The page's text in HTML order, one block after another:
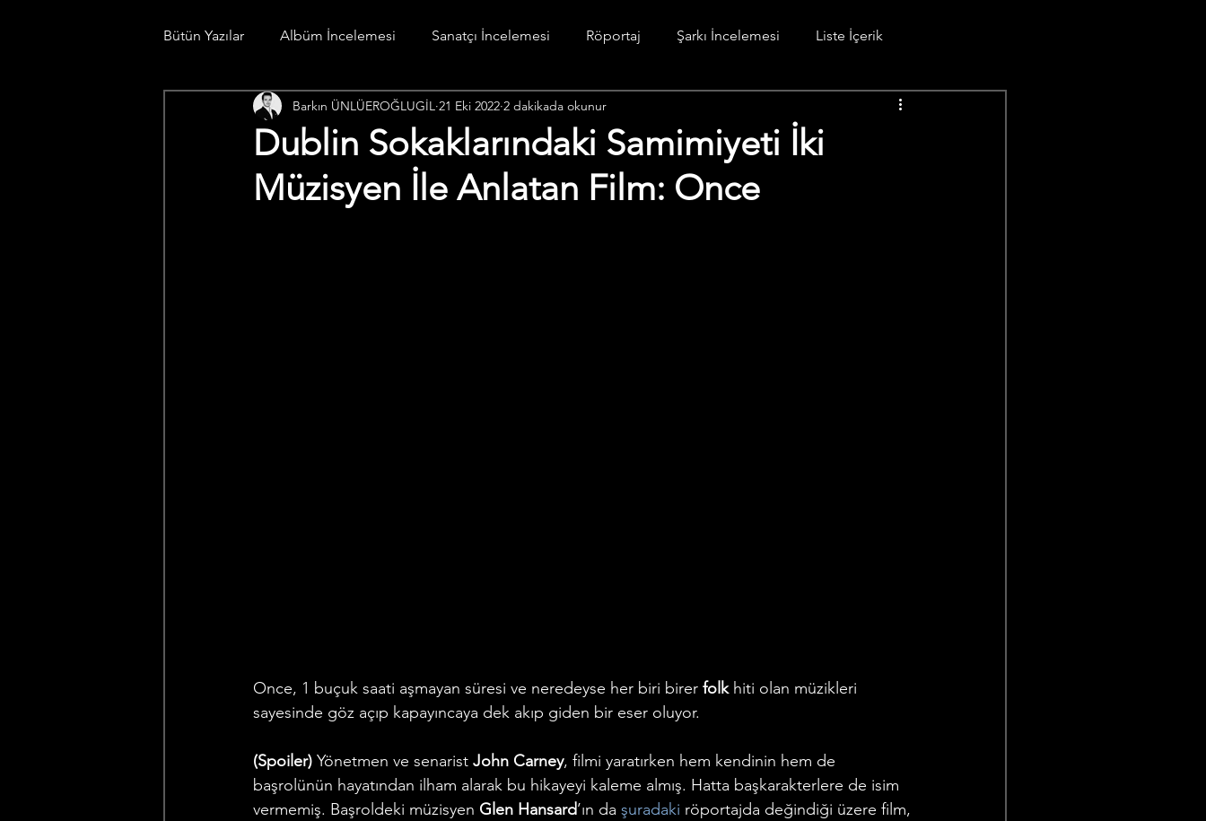
Bütün Yazılar Albüm İncelemesi Sanatçı İncelemesi Röportaj Şarkı İncelemesi Liste İçerik
Konser Günlüğü Spotify Listesi Diğer
Dublin Sokaklarındaki Samimiyeti İki
Müzisyen İle Anlatan Film: Once
Barkın ÜNLÜEROĞLUGİL 21 Eki 2022 2 dakikada okunur
Once, 1 buçuk saati aşmayan süresi ve neredeyse her biri birer folk hiti olan müzikleri
sayesinde göz açıp kapayıncaya dek akıp giden bir eser oluyor.
(Spoiler) Yönetmen ve senarist John Carney, filmi yaratırken hem kendinin hem de
başrolünün hayatından ilham alarak bu hikayeyi kaleme almış. Hatta başkarakterlere de isim
vermemiş. Başroldeki müzisyen Glen Hansard’ın da şuradaki röportajda değindiği üzere film,